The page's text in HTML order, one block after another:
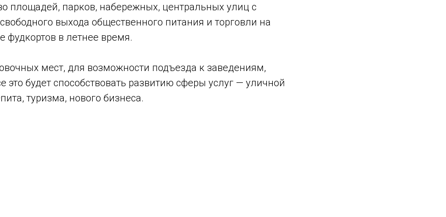
площадей, парков, набережных, центральных улиц с
выхода общественного питания и торговли на
фудкортов в летнее время.
мест, для возможности подъезда к заведениям,
это будет способствовать развитию сферы услуг — уличной
туризма, нового бизнеса.